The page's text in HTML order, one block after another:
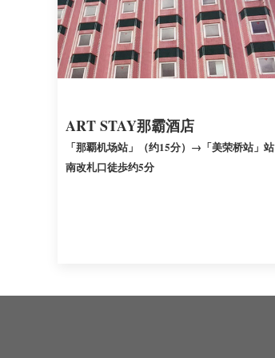
ART STAY那霸酒店
「那覇机场站」（约15分）→「美荣桥站」站
南改札口徒歩约5分